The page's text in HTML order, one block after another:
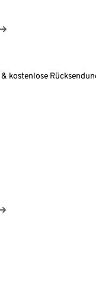
kostenlose